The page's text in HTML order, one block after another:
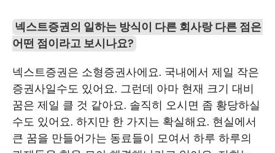
넥스트증권의 일하는 방식이 다른 회사랑 다른 점은
어떤 점이라고 보시나요?
넥스트증권은 소형증권사에요. 국내에서 제일 작은
증권사일수도 있어요. 그런데 아마 현재 크기 대비
꿈은 제일 클 것 같아요. 솔직히 오시면 좀 황당하실
수도 있어요. 하지만 한 가지는 확실해요. 현실에서
큰 꿈을 만들어가는 동료들이 모여서 하루 하루의